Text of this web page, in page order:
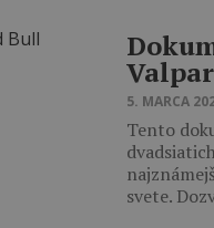
5. MARCA
Tento
svete.